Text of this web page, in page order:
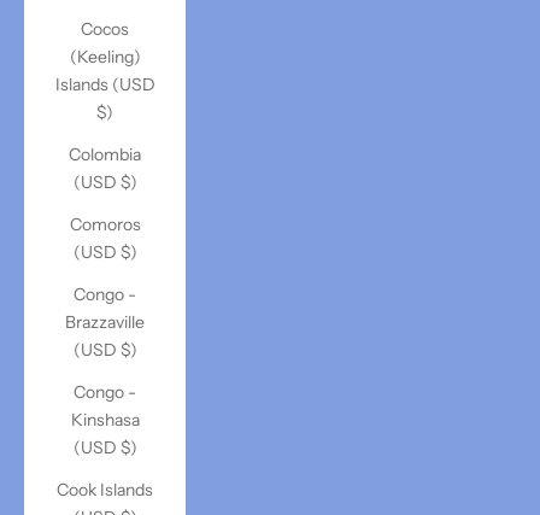
Cocos
(Keeling)
Islands (USD
$)
Colombia
(USD $)
Comoros
(USD $)
Congo -
Brazzaville
(USD $)
Congo -
Kinshasa
(USD $)
Cook Islands